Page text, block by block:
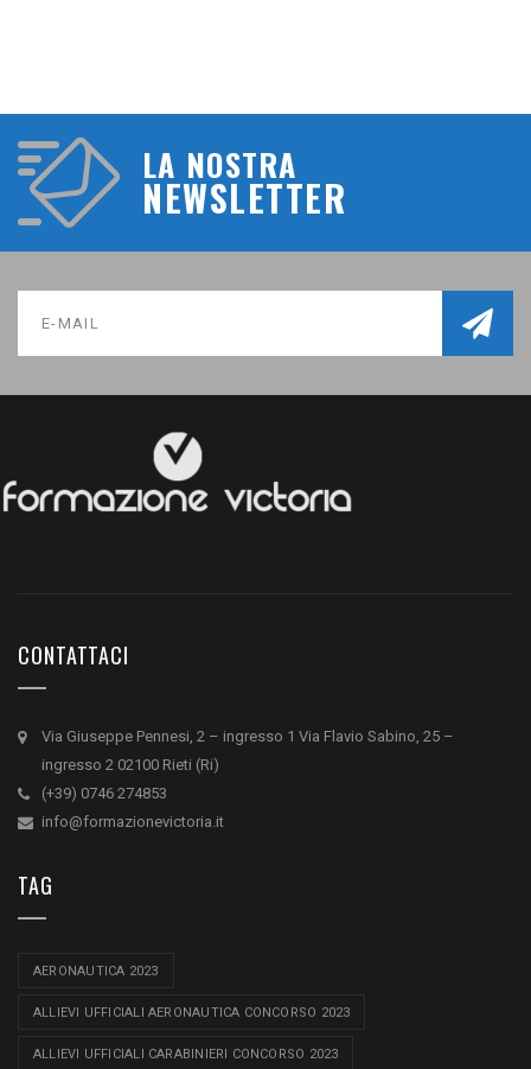
LA NOSTRA
NEWSLETTER
CONTATTACI
Via Giuseppe Pennesi, 2 – ingresso 1 Via Flavio Sabino, 25 –
ingresso 2 02100 Rieti (Ri)
(+39) 0746 274853
info@formazionevictoria.it
TAG
AERONAUTICA 2023
ALLIEVI UFFICIALI AERONAUTICA CONCORSO 2023
ALLIEVI UFFICIALI CARABINIERI CONCORSO 2023